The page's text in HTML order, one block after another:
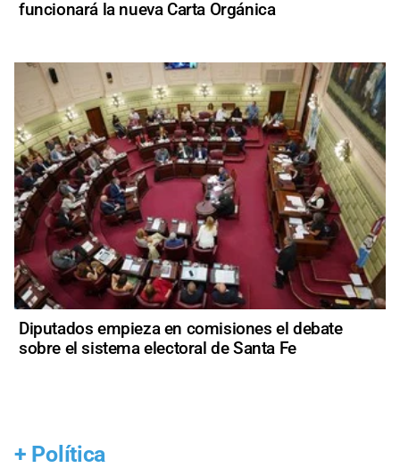
funcionará la nueva Carta Orgánica
Diputados empieza en comisiones el debate
sobre el sistema electoral de Santa Fe
+ Política